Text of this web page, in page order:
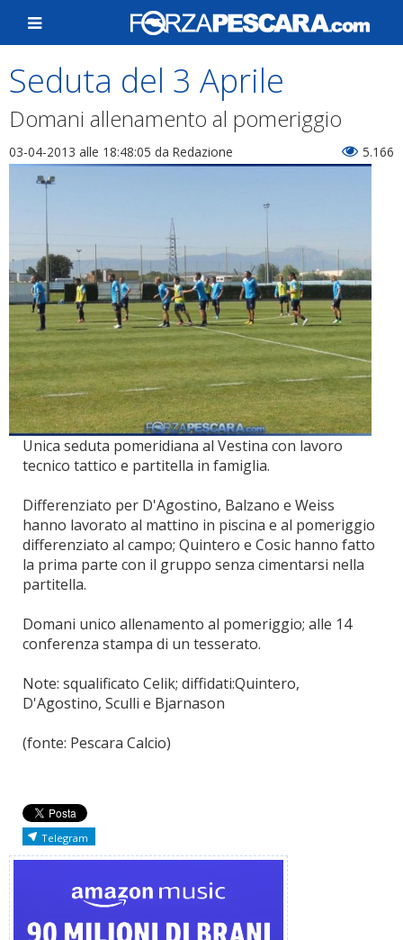
Seduta del 3 Aprile
Domani allenamento al pomeriggio
03-04-2013 alle 18:48:05 da Redazione 5.166
Unica seduta pomeridiana al Vestina con lavoro
tecnico tattico e partitella in famiglia.
Differenziato per D'Agostino, Balzano e Weiss
hanno lavorato al mattino in piscina e al pomeriggio
differenziato al campo; Quintero e Cosic hanno fatto
la prima parte con il gruppo senza cimentarsi nella
partitella.
Domani unico allenamento al pomeriggio; alle 14
conferenza stampa di un tesserato.
Note: squalificato Celik; diffidati:Quintero,
D'Agostino, Sculli e Bjarnason
(fonte: Pescara Calcio)
Telegram